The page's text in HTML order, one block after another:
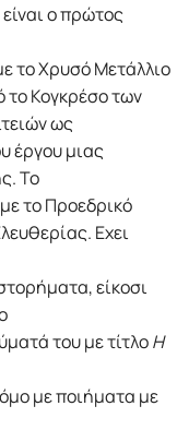
ο πρώτος
το Χρυσό Μετάλλιο
το Κογκρέσο των
ως
έργου μιας
Το
το Προεδρικό
Εχει
είκοσι
του με τίτλοΗ
με ποιήματα με